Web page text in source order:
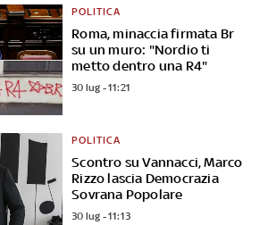
Roma, minaccia firmata Br
su un muro: "Nordio ti
metto dentro una R4"
POLITICA
30 lug - 11:21
Scontro su Vannacci, Marco
Rizzo lascia Democrazia
Sovrana Popolare
POLITICA
30 lug - 11:13